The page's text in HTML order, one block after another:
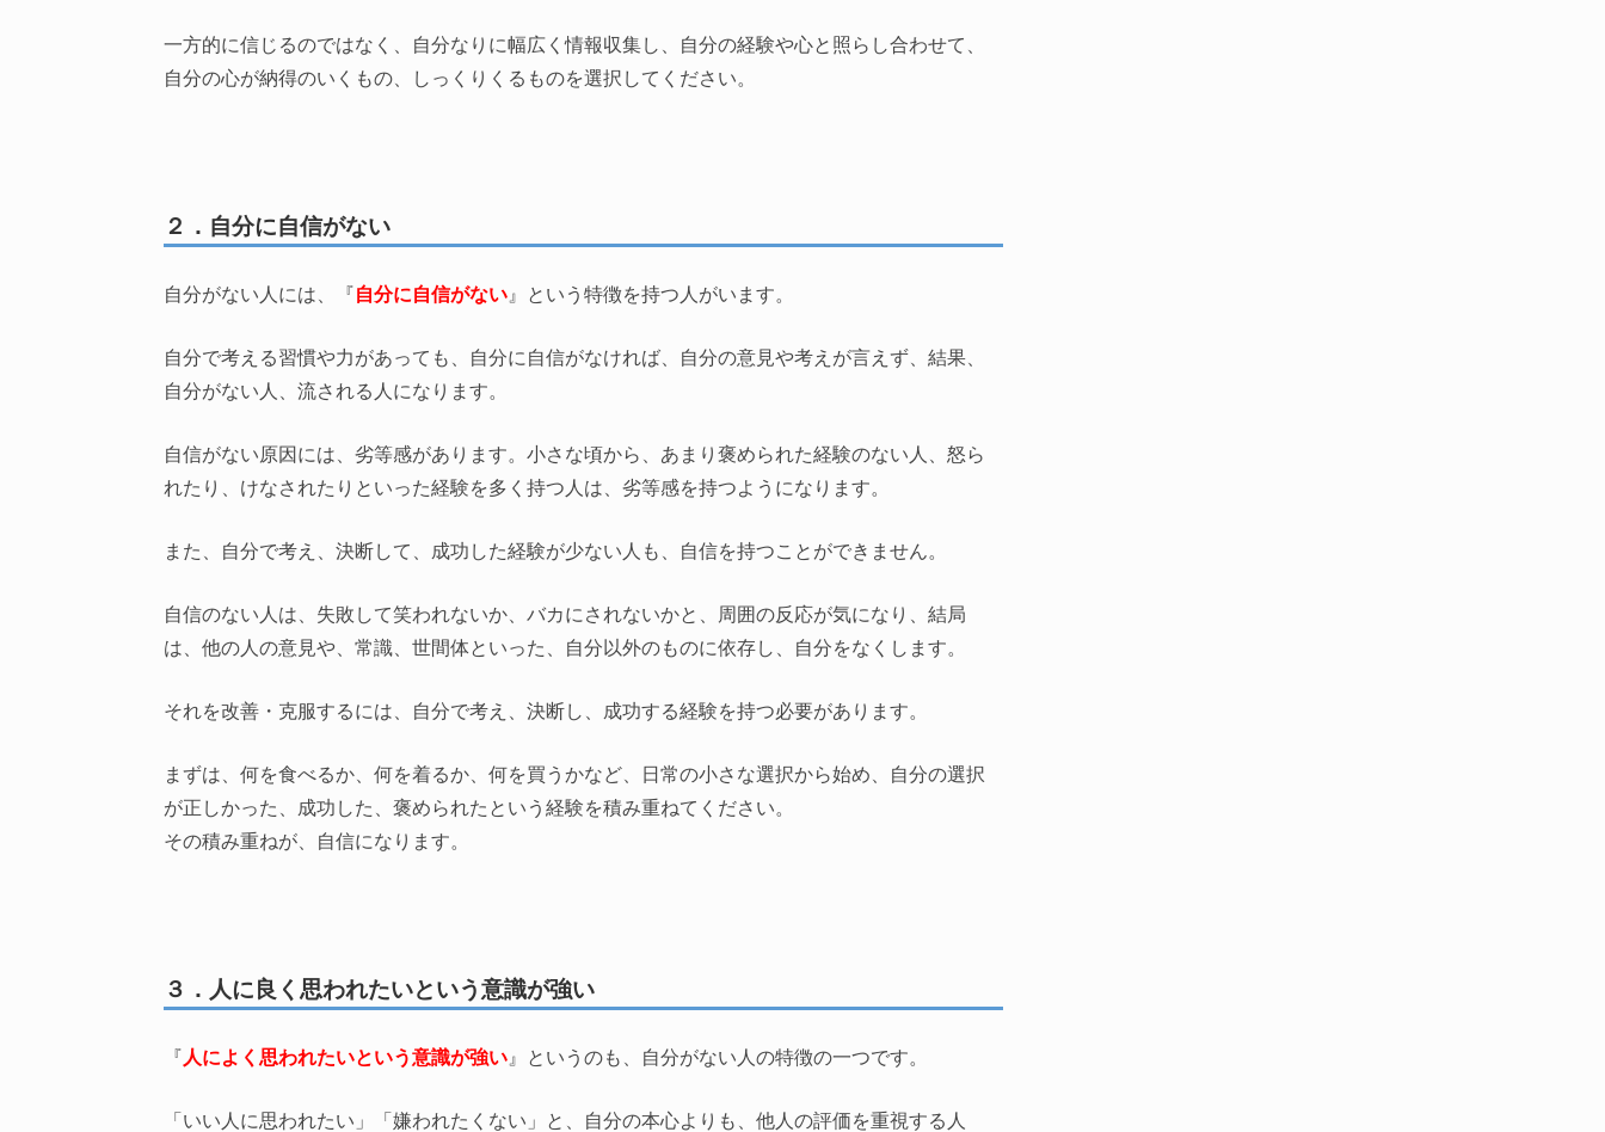
一方的に信じるのではなく、自分なりに幅広く情報収集し、自分の経験や心と照らし合わせて、
自分の心が納得のいくもの、しっくりくるものを選択してください。
２．自分に自信がない
自分がない人には、『自分に自信がない』という特徴を持つ人がいます。
自分で考える習慣や力があっても、自分に自信がなければ、自分の意見や考えが言えず、結果、
自分がない人、流される人になります。
自信がない原因には、劣等感があります。小さな頃から、あまり褒められた経験のない人、怒ら
れたり、けなされたりといった経験を多く持つ人は、劣等感を持つようになります。
また、自分で考え、決断して、成功した経験が少ない人も、自信を持つことができません。
自信のない人は、失敗して笑われないか、バカにされないかと、周囲の反応が気になり、結局
は、他の人の意見や、常識、世間体といった、自分以外のものに依存し、自分をなくします。
それを改善・克服するには、自分で考え、決断し、成功する経験を持つ必要があります。
まずは、何を食べるか、何を着るか、何を買うかなど、日常の小さな選択から始め、自分の選択
が正しかった、成功した、褒められたという経験を積み重ねてください。
その積み重ねが、自信になります。
３．人に良く思われたいという意識が強い
『人によく思われたいという意識が強い』というのも、自分がない人の特徴の一つです。
「いい人に思われたい」「嫌われたくない」と、自分の本心よりも、他人の評価を重視する人